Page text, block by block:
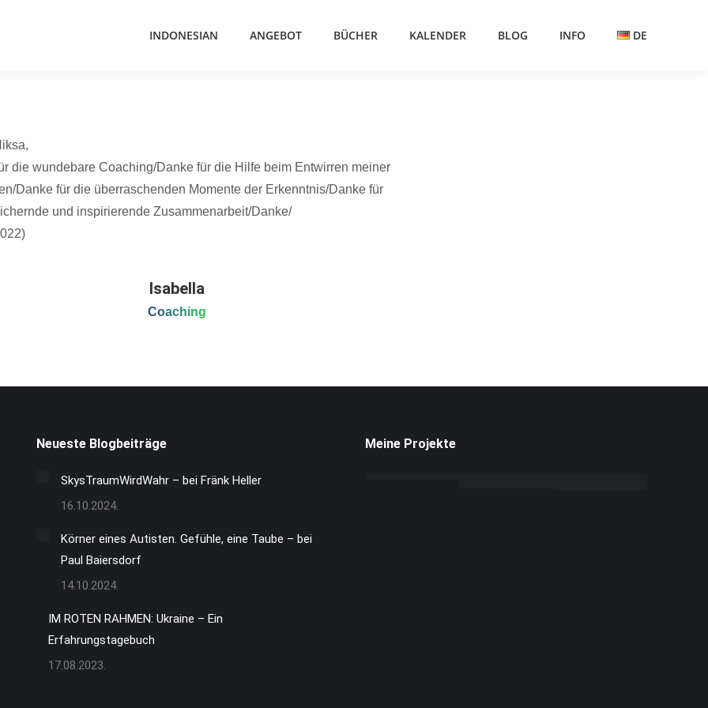
INDONESIAN ANGEBOT BÜCHER KALENDER BLOG INFO DE
die wundebare Coaching/Danke für die Hilfe beim Entwirren meiner
Danke für die überraschenden Momente der Erkenntnis/Danke für
und inspirierende Zusammenarbeit/Danke/
Isabella
Coaching
Neueste Blogbeiträge
SkysTraumWirdWahr – bei Fränk Heller
16.10.2024.
Körner eines Autisten. Gefühle, eine Taube – bei
Paul Baiersdorf
14.10.2024.
IM ROTEN RAHMEN: Ukraine – Ein
Erfahrungstagebuch
17.08.2023.
Meine Projekte